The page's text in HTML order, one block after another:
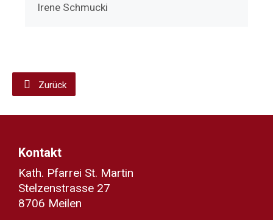
Irene Schmucki
Zurück
Kontakt
Kath. Pfarrei St. Martin
Stelzenstrasse 27
8706 Meilen